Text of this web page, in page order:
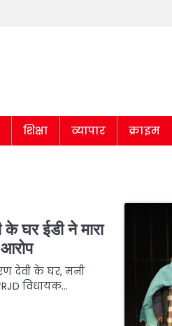
शिक्षा व्यापार क्राइम
के घर ईडी ने मारा
देवी के घर, मनी
विधायक…